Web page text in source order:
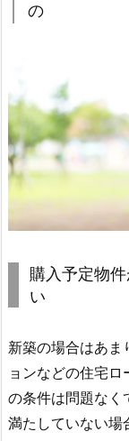
の
購入予定物
い
新築の場合はあま
ョンなどの住宅
の条件は問題なく
満たしていない場